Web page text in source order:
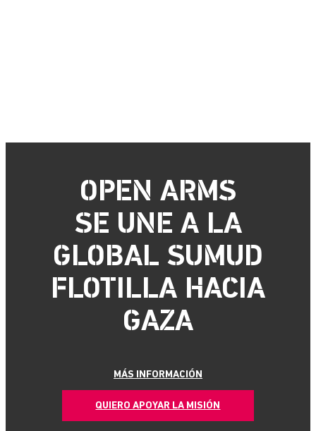
OPEN ARMS
SE UNE A LA
GLOBAL SUMUD
FLOTILLA HACIA
GAZA
MÁS INFORMACIÓN
QUIERO APOYAR LA MISIÓN